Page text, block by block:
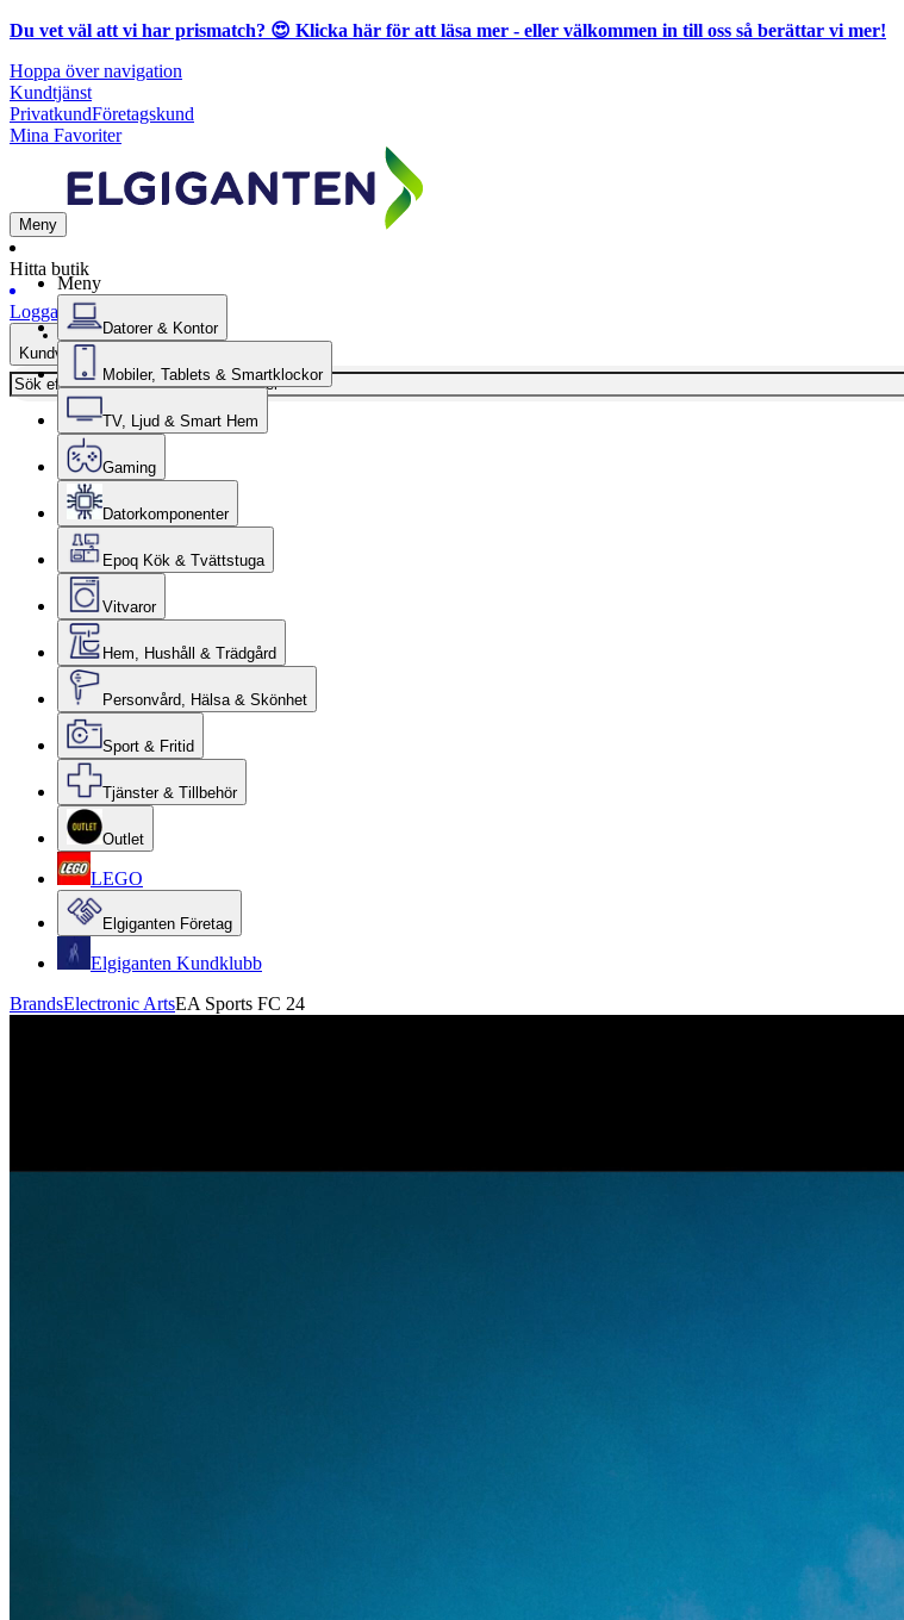
Du vet väl att vi har prismatch? 😍 Klicka här för att läsa mer - eller välkommen in till oss så berättar vi mer!
Hoppa över navigation
Kundtjänst
PrivatkundFöretagskund
Mina Favoriter
Meny
Hitta butik
Logga in
Kundvagn
Meny
Datorer & Kontor
Mobiler, Tablets & Smartklockor
TV, Ljud & Smart Hem
Gaming
Datorkomponenter
Epoq Kök & Tvättstuga
Vitvaror
Hem, Hushåll & Trädgård
Personvård, Hälsa & Skönhet
Sport & Fritid
Tjänster & Tillbehör
Outlet
LEGO
Elgiganten Företag
Elgiganten Kundklubb
BrandsElectronic ArtsEA Sports FC 24